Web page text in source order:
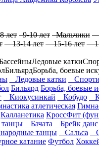
лет 9-10 лет Мальчики
13-14 лет 15-16 лет
Ледовые катки
БильярдБорьба, боевые
Ледовые катки
Бильярд Борьба, боевые
Киокусинкай Кобудо
атлетическая
Калланетика КроссФит
Бачата Брейк данс
танцы Сальса
катание Футбол